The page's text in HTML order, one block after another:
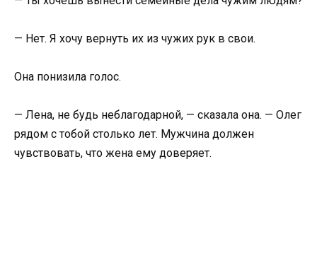
— Нет. Я хочу вернуть их из чужих рук в свои.
Она понизила голос.
— Лена, не будь неблагодарной, — сказала она. — Олег
рядом с тобой столько лет. Мужчина должен
чувствовать, что жена ему доверяет.